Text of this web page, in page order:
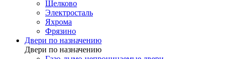
Щелково
Электросталь
Яхрома
Фрязино
Двери по назначению
Двери по назначению